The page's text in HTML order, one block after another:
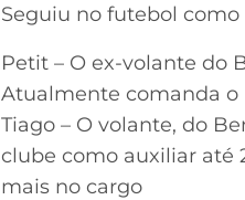
Seguiu no futebol
Petit – O ex-volante do
Atualmente comanda o
Tiago – O volante, do
clube como auxiliar até
mais no cargo